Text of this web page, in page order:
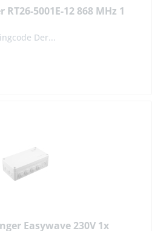
5001E-12 868 MHz 1
Der...
Easywave 230V 1x